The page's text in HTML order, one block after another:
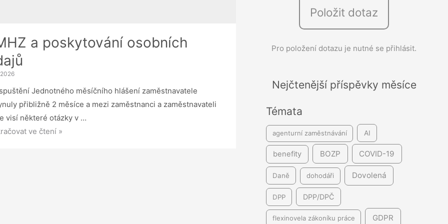
a poskytování osobních
Jednotného měsíčního hlášení zaměstnavatele
přibližně 2 měsíce a mezi zaměstnanci a zaměstnavateli
visí některé otázky v …
ve čtení »
Položit dotaz
Pro položení dotazu je nutné se přihlásit.
Nejčtenější příspěvky měsíce
Témata
agenturní zaměstnávání AI
benefity BOZP COVID-19
Daně dohodáři Dovolená
DPP DPP/DPČ
flexinovela zákoníku práce GDPR